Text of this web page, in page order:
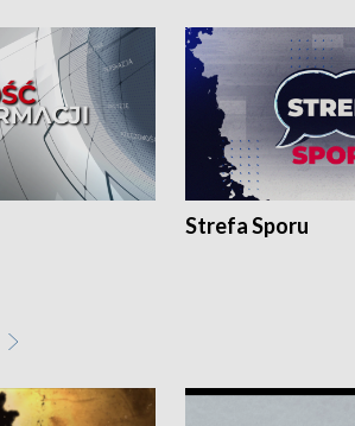
Strefa Sporu